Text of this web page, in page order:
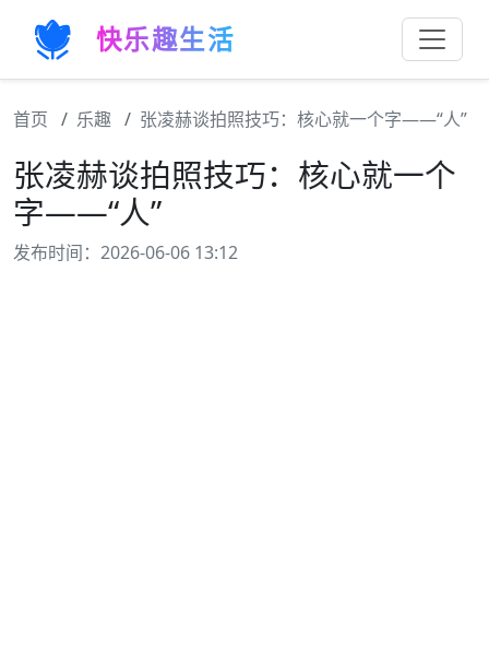
快乐趣生活
首页 乐趣 张凌赫谈拍照技巧：核心就一个字——“人”
张凌赫谈拍照技巧：核心就一个
字——“人”
发布时间：2026-06-06 13:12